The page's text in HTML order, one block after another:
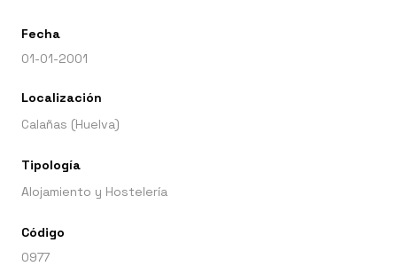
Fecha
01-01-2001
Localización
Calañas (Huelva)
Tipología
Alojamiento y Hostelería
Código
0977